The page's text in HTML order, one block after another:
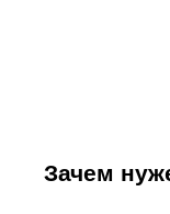
Зачем